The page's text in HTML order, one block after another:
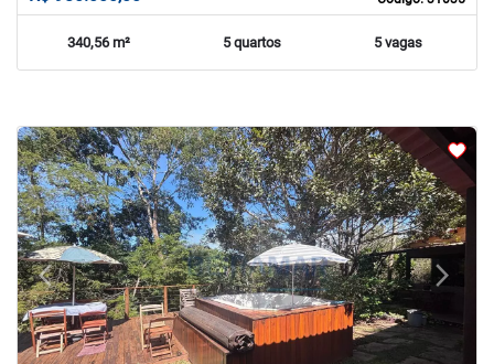
340,56 m² 5 quartos 5 vagas
arrow_back_iosPrevious arrow_forward_iosNext